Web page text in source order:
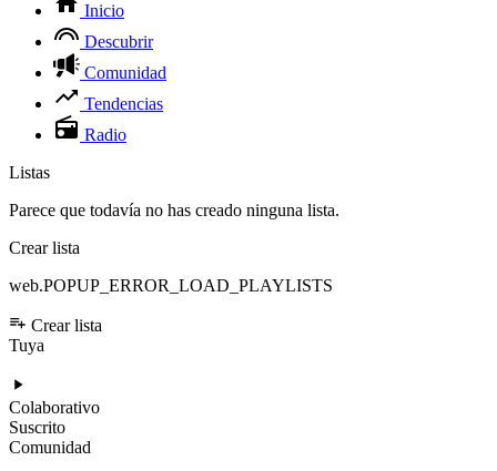
Inicio
Descubrir
Comunidad
Tendencias
Radio
Listas
Parece que todavía no has creado ninguna lista.
Crear lista
web.POPUP_ERROR_LOAD_PLAYLISTS
Crear lista
Tuya
Colaborativo
Suscrito
Comunidad